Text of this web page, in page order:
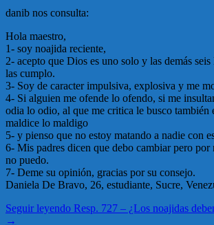
danib nos consulta:
Hola maestro,
1- soy noajida reciente,
2- acepto que Dios es uno solo y las demás seis
las cumplo.
3- Soy de caracter impulsiva, explosiva y me
4- Si alguien me ofende lo ofendo, si me
odia lo odio, al que me critica le busco también
maldice lo maldigo
5- y pienso que no estoy matando a nadie con
6- Mis padres dicen que debo cambiar pero por
no puedo.
7- Deme su opinión, gracias por su consejo.
Daniela De Bravo, 26, estudiante, Sucre,
Seguir leyendo Resp. 727 – ¿Los noajidas
→